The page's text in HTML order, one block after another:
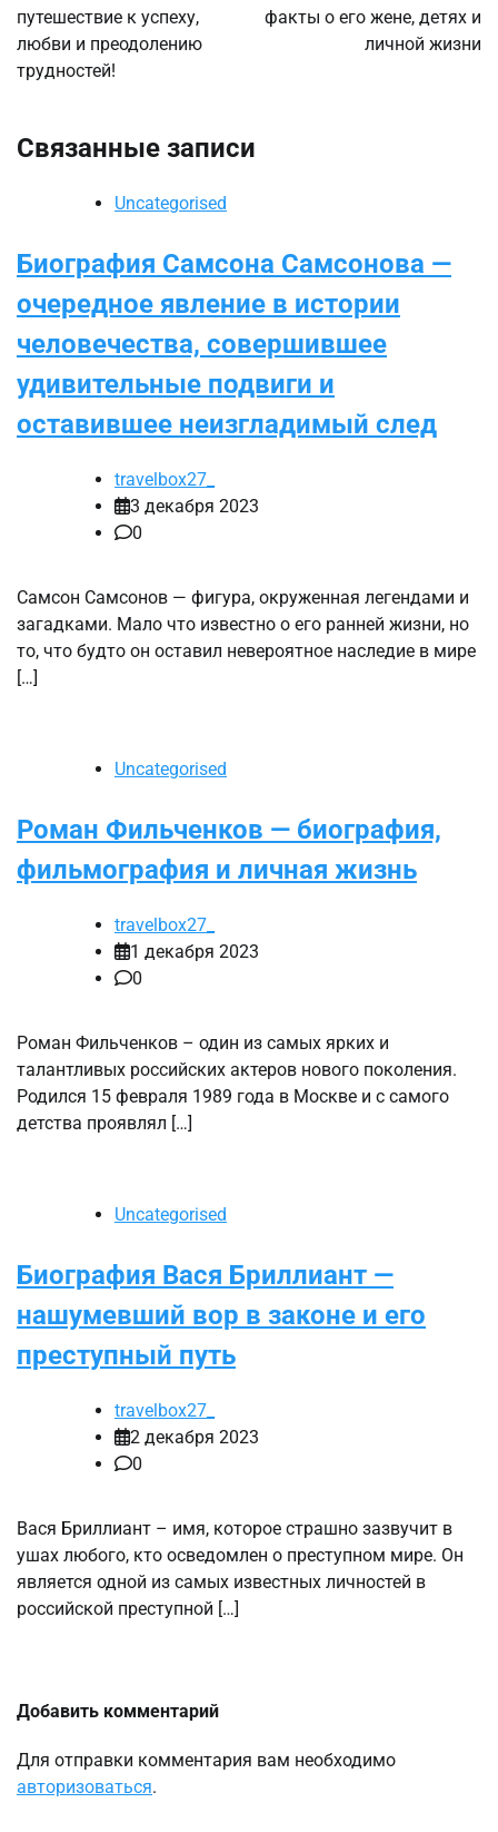
путешествие к успеху,
любви и преодолению
трудностей!
факты о его жене, детях и
личной жизни
Связанные записи
Uncategorised
Биография Самсона Самсонова —
очередное явление в истории
человечества, совершившее
удивительные подвиги и
оставившее неизгладимый след
travelbox27_
3 декабря 2023
0
Самсон Самсонов — фигура, окруженная легендами и
загадками. Мало что известно о его ранней жизни, но
то, что будто он оставил невероятное наследие в мире
[…]
Uncategorised
Роман Фильченков — биография,
фильмография и личная жизнь
travelbox27_
1 декабря 2023
0
Роман Фильченков – один из самых ярких и
талантливых российских актеров нового поколения.
Родился 15 февраля 1989 года в Москве и с самого
детства проявлял […]
Uncategorised
Биография Вася Бриллиант —
нашумевший вор в законе и его
преступный путь
travelbox27_
2 декабря 2023
0
Вася Бриллиант – имя, которое страшно зазвучит в
ушах любого, кто осведомлен о преступном мире. Он
является одной из самых известных личностей в
российской преступной […]
Добавить комментарий
Для отправки комментария вам необходимо
авторизоваться.